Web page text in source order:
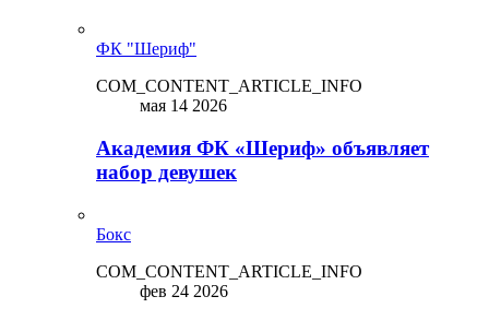
ФК "Шериф"
COM_CONTENT_ARTICLE_INFO
мая 14 2026
Академия ФК «Шериф» объявляет
набор девушек
Бокс
COM_CONTENT_ARTICLE_INFO
фев 24 2026